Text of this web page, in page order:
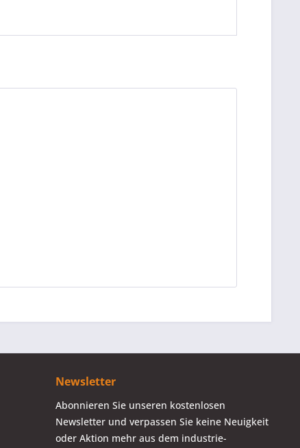
Newsletter
Abonnieren Sie unseren kostenlosen
Newsletter und verpassen Sie keine Neuigkeit
oder Aktion mehr aus dem industrie-